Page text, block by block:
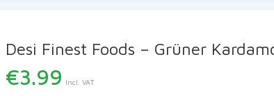
Desi Finest Foods – Grüner
€3.99 Incl. VAT